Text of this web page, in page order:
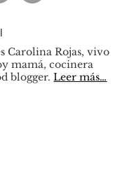
Carolina Rojas, vivo
mamá, cocinera
blogger.Leer más…